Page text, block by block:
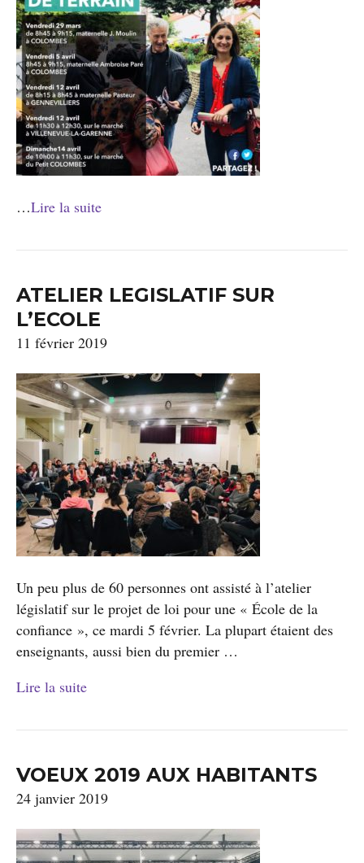
…Lire la suite
ATELIER LEGISLATIF SUR
L’ECOLE
11 février 2019
Un peu plus de 60 personnes ont assisté à l’atelier
législatif sur le projet de loi pour une « École de la
confiance », ce mardi 5 février. La plupart étaient des
enseignants, aussi bien du premier …
Lire la suite
VOEUX 2019 AUX HABITANTS
24 janvier 2019